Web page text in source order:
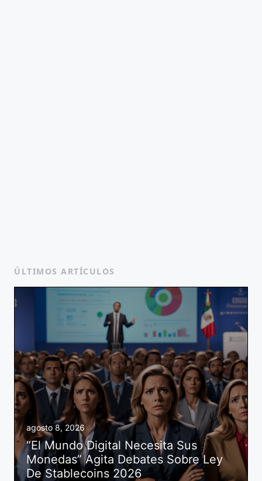
ÚLTIMOS ARTÍCULOS
agosto 8, 2026
“El Mundo Digital Necesita Sus
Monedas” Agita Debates Sobre Ley
De Stablecoins 2026